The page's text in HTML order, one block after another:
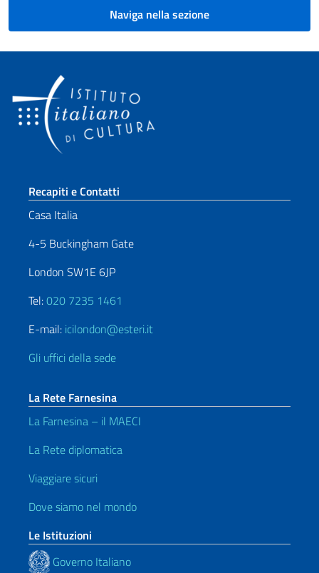
Naviga nella sezione
Sezione footer
Recapiti e Contatti
Casa Italia
4-5 Buckingham Gate
London SW1E 6JP
Tel:020 7235 1461
E-mail: icilondon@esteri.it
Gli uffici della sede
La Rete Farnesina
La Farnesina – il MAECI
La Rete diplomatica
Viaggiare sicuri
Dove siamo nel mondo
Le Istituzioni
Governo Italiano